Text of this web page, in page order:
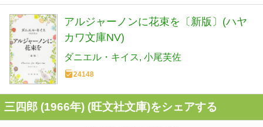
アルジャーノンに花束を〔新版〕(ハヤ
カワ文庫NV)
ダニエル・キイス 小尾芙佐
24148
三四郎 (1966年) (旺文社文庫)をシェアする